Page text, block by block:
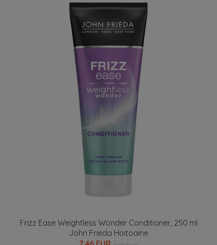
Frizz Ease Weightless Wonder Conditioner, 250 ml
John Frieda Hoitoaine